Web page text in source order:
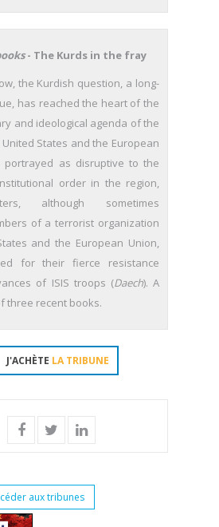
- The Kurds in the fray
the Kurdish question, a long-
has reached the heart of the
and ideological agenda of the
States and the European
portrayed as disruptive to the
order in the region,
although sometimes
of a terrorist organization
and the European Union,
for their fierce resistance
of ISIS troops (Daech). A
three recent books.
J'ACHÈTE LA TRIBUNE
aux tribunes